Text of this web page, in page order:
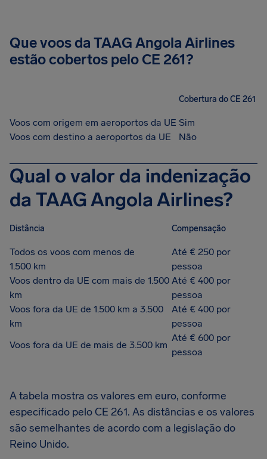
Que voos da TAAG Angola Airlines
estão cobertos pelo CE 261?
Cobertura do CE 261
Voos com origem em aeroportos da UE Sim
Voos com destino a aeroportos da UE
Não
Qual o valor da indenização
da TAAG Angola Airlines?
Distância Compensação
Todos os voos com menos de
1.500 km
Até € 250 por
pessoa
Voos dentro da UE com mais de 1.500
km
Até € 400 por
pessoa
Voos fora da UE de 1.500 km a 3.500
km
Até € 400 por
pessoa
Voos fora da UE de mais de 3.500 km
Até € 600 por
pessoa
A tabela mostra os valores em euro, conforme
especificado pelo CE 261. As distâncias e os valores
são semelhantes de acordo com a legislação do
Reino Unido.